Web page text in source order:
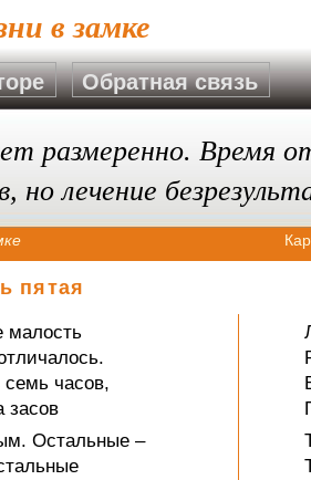
в замке
Обратная связь
размеренно. Время
но лечение
пятая
малость
часов,
засов
Остальные –